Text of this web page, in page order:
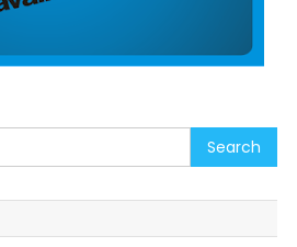
Search